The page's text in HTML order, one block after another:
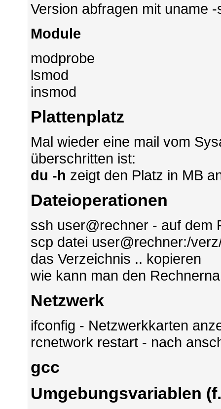
Version abfragen mit uname
Module
modprobe
lsmod
insmod
Plattenplatz
Mal wieder eine mail vom
überschritten ist:
du -h zeigt den Platz in MB
Dateioperationen
ssh user@rechner - auf dem
scp datei user@rechner:/
das Verzeichnis .. kopieren
wie kann man den
Netzwerk
ifconfig - Netzwerkkarten
rcnetwork restart - nach
gcc
Umgebungsvariablen